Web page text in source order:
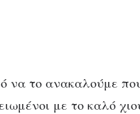
να το ανακαλούμε
με το καλό